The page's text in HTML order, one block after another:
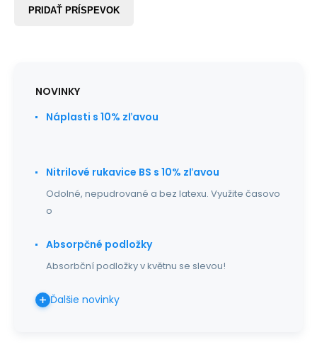
PRIDAŤ PRÍSPEVOK
NOVINKY
Náplasti s 10% zľavou
Nitrilové rukavice BS s 10% zľavou
Odolné, nepudrované a bez latexu. Využite časovo
o
Absorpčné podložky
Absorbční podložky v květnu se slevou!
Ďalšie novinky